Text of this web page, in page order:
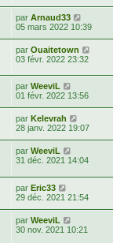
par Arnaud33
05 mars 2022 10:39
par Ouaitetown
03 févr. 2022 23:32
par WeeviL
01 févr. 2022 13:56
par Kelevrah
28 janv. 2022 19:07
par WeeviL
31 déc. 2021 14:04
par Eric33
29 déc. 2021 21:54
par WeeviL
30 nov. 2021 10:21